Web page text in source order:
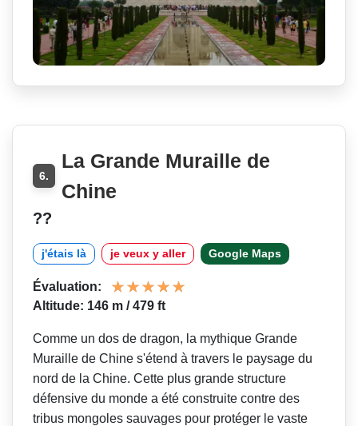
6.
La Grande Muraille de
Chine
??
j'étais là je veux y aller Google Maps
Évaluation:
Altitude: 146 m / 479 ft
Comme un dos de dragon, la mythique Grande
Muraille de Chine s'étend à travers le paysage du
nord de la Chine. Cette plus grande structure
défensive du monde a été construite contre des
tribus mongoles sauvages pour protéger le vaste